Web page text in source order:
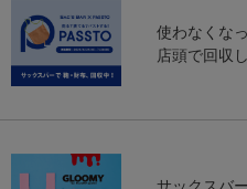
使わなくな
店頭で回収